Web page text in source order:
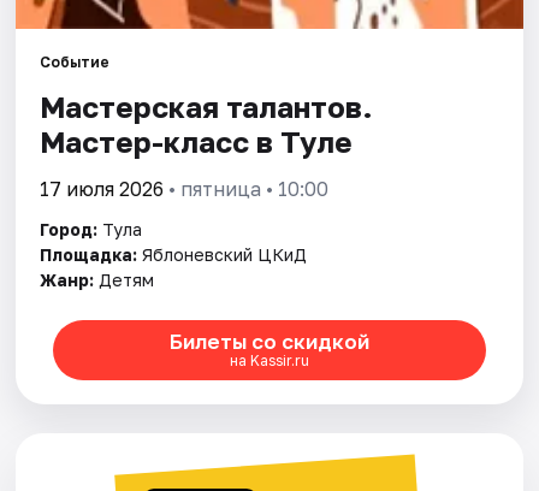
Событие
Мастерская талантов.
Мастер-класс в Туле
17 июля 2026 • пятница • 10:00
Город: Тула
Площадка: Яблоневский ЦКиД
Жанр: Детям
Билеты со скидкой
на Kassir.ru